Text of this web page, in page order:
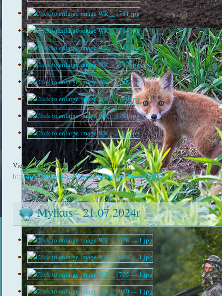
View the embedded image gallery online at:
http://pasjalowiecka.pl/?start=44#sigFreeId990cf6dd52
Myłkus - 21.07.2024r